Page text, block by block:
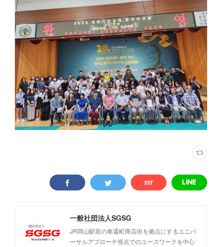
一般社団法人SGSG
JR岡山駅前の奉還町商店街を拠点にするユニバ
ーサルアプローチ視点でのユースワークを中心